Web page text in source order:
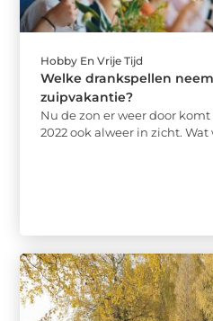
Hobby En Vrije Tijd
Welke drankspellen
zuipvakantie?
Nu de zon er weer door
2022 ook alweer in zicht. Wat